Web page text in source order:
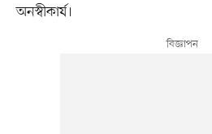
অনস্বীকার্য।